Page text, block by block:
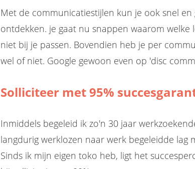
Met de communicatiestijlen kun je ook snel
ontdekken. je gaat nu snappen waarom
niet bij je passen. Bovendien heb je per
wel of niet. Google gewoon even op 'disc
Solliciteer met 95%
Inmiddels begeleid ik zo'n 30 jaar
langdurig werklozen naar werk begeleidde lag
Sinds ik mijn eigen toko heb, ligt het